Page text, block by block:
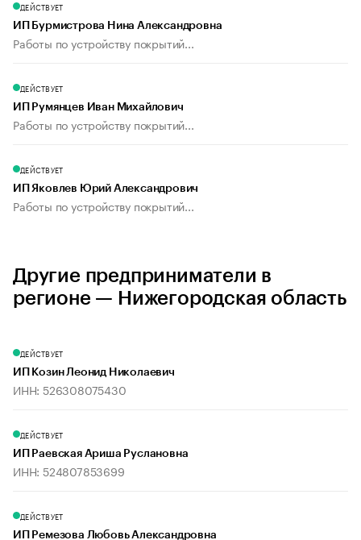
ДЕЙСТВУЕТ
ИП Бурмистрова Нина Александровна
Работы по устройству покрытий...
ДЕЙСТВУЕТ
ИП Румянцев Иван Михайлович
Работы по устройству покрытий...
ДЕЙСТВУЕТ
ИП Яковлев Юрий Александрович
Работы по устройству покрытий...
Другие предприниматели в
регионе — Нижегородская область
ДЕЙСТВУЕТ
ИП Козин Леонид Николаевич
ИНН: 526308075430
ДЕЙСТВУЕТ
ИП Раевская Ариша Руслановна
ИНН: 524807853699
ДЕЙСТВУЕТ
ИП Ремезова Любовь Александровна